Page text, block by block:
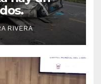
RIVERA